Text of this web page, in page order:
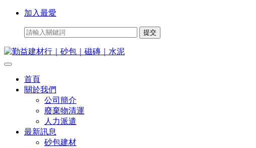
加入最愛
首頁
關於我們
公司簡介
廢棄物清運
人力派遣
最新訊息
砂包建材